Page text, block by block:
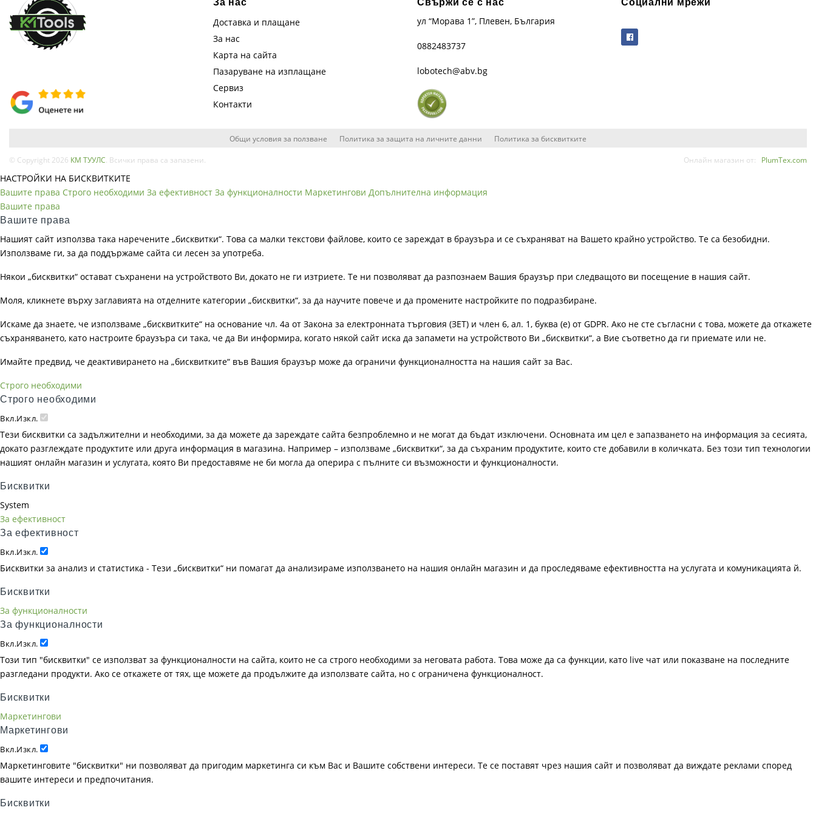
За нас
Доставка и плащане
За нас
Карта на сайта
Пазаруване на изплащане
Сервиз
Контакти
Свържи се с нас
ул “Морава 1”, Плевен, България
0882483737
lobotech@abv.bg
Социални мрежи
Общи условия за ползване Политика за защита на личните данни Политика за бисквитките
© Copyright 2026 КМ ТУУЛС . Всички права са запазени. Онлайн магазин от: PlumTex.com
НАСТРОЙКИ НА БИСКВИТКИТЕ
Вашите права Строго необходими За ефективност За функционалности Маркетингови Допълнителна информация
Вашите права
Вашите права
Нашият сайт използва така наречените „бисквитки“. Това са малки текстови файлове, които се зареждат в браузъра и се съхраняват на Вашето крайно устройство. Те са безобидни.
Използваме ги, за да поддържаме сайта си лесен за употреба.
Някои „бисквитки“ остават съхранени на устройството Ви, докато не ги изтриете. Те ни позволяват да разпознаем Вашия браузър при следващото ви посещение в нашия сайт.
Моля, кликнете върху заглавията на отделните категории „бисквитки“, за да научите повече и да промените настройките по подразбиране.
Искаме да знаете, че използваме „бисквитките“ на основание чл. 4а от Закона за електронната търговия (ЗЕТ) и член 6, ал. 1, буква (е) от GDPR. Ако не сте съгласни с това, можете да откажете
съхраняването, като настроите браузъра си така, че да Ви информира, когато някой сайт иска да запамети на устройството Ви „бисквитки“, а Вие съответно да ги приемате или не.
Имайте предвид, че деактивирането на „бисквитките“ във Вашия браузър може да ограничи функционалността на нашия сайт за Вас.
Строго необходими
Строго необходими
Вкл.Изкл.
Тези бисквитки са задължителни и необходими, за да можете да зареждате сайта безпроблемно и не могат да бъдат изключени. Основната им цел е запазването на информация за сесията,
докато разглеждате продуктите или друга информация в магазина. Например – използваме „бисквитки“, за да съхраним продуктите, които сте добавили в количката. Без този тип технологии
нашият онлайн магазин и услугата, която Ви предоставяме не би могла да оперира с пълните си възможности и функционалности.
Бисквитки
System
За ефективност
За ефективност
Вкл.Изкл.
Бисквитки за анализ и статистика - Тези „бисквитки“ ни помагат да анализираме използването на нашия онлайн магазин и да проследяваме ефективността на услугата и комуникацията й.
Бисквитки
За функционалности
За функционалности
Вкл.Изкл.
Този тип "бисквитки" се използват за функционалности на сайта, които не са строго необходими за неговата работа. Това може да са функции, като live чат или показване на последните
разгледани продукти. Ако се откажете от тях, ще можете да продължите да използвате сайта, но с ограничена функционалност.
Бисквитки
Маркетингови
Маркетингови
Вкл.Изкл.
Маркетинговите "бисквитки" ни позволяват да пригодим маркетинга си към Вас и Вашите собствени интереси. Те се поставят чрез нашия сайт и позволяват да виждате реклами според
вашите интереси и предпочитания.
Бисквитки